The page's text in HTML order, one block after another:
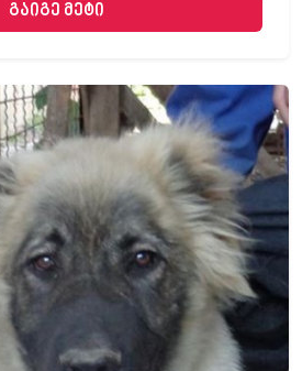
გაიგე მეტი